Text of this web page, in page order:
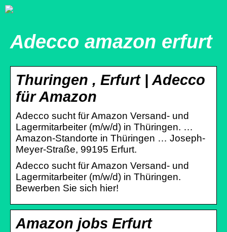
Adecco amazon erfurt
Thuringen , Erfurt | Adecco
für Amazon
Adecco sucht für Amazon Versand- und
Lagermitarbeiter (m/w/d) in Thüringen. …
Amazon-Standorte in Thüringen … Joseph-
Meyer-Straße, 99195 Erfurt.
Adecco sucht für Amazon Versand- und
Lagermitarbeiter (m/w/d) in Thüringen.
Bewerben Sie sich hier!
Amazon jobs Erfurt